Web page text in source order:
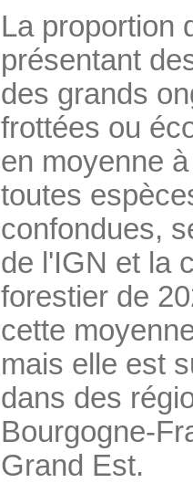
La proportion
présentant
des grands
frottées ou
en moyenne
toutes
confondues,
de l'IGN et la
forestier de
cette
mais elle est
dans des
Bourgogne-
Grand Est.